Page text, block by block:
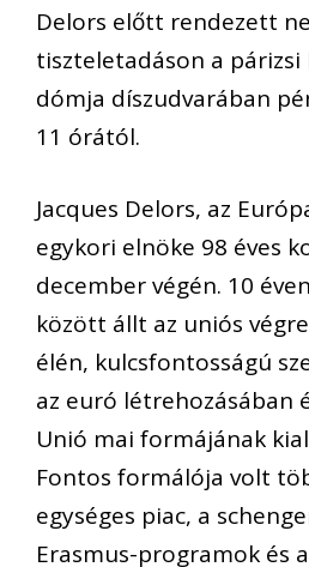
Delors előtt rendezett
tiszteletadáson a párizsi
dómja díszudvarában
11 órától.
Jacques Delors, az
egykori elnöke 98 éves
december végén. 10
között állt az uniós
élén, kulcsfontosságú
az euró létrehozásában
Unió mai formájának
Fontos formálója volt
egységes piac, a
Erasmus-programok és